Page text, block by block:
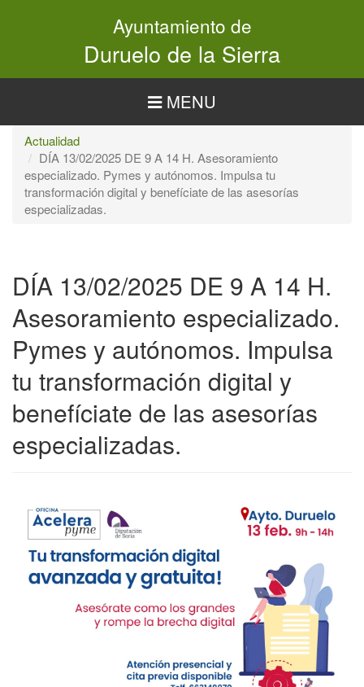
Ayuntamiento de
Duruelo de la Sierra
MENU
Actualidad
DÍA 13/02/2025 DE 9 A 14 H. Asesoramiento
especializado. Pymes y autónomos. Impulsa tu
transformación digital y benefíciate de las asesorías
especializadas.
DÍA 13/02/2025 DE 9 A 14 H.
Asesoramiento especializado.
Pymes y autónomos. Impulsa
tu transformación digital y
benefíciate de las asesorías
especializadas.